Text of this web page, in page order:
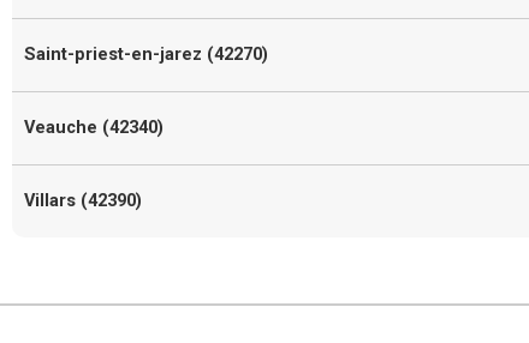
Saint-priest-en-jarez (42270)
Veauche (42340)
Villars (42390)